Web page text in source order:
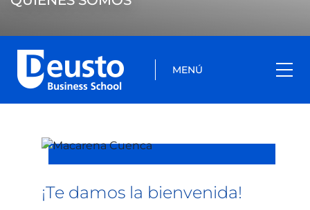
MENÚ
¡Te damos la bienvenida!